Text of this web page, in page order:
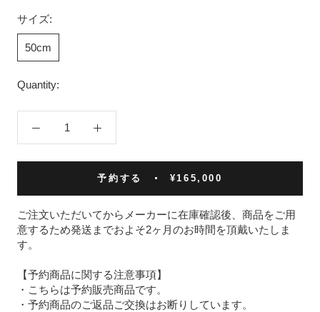
サイズ:
50cm
Quantity:
予約する ¥165,000
ご注文いただいてからメーカーに在庫確認後、商品をご用
意するため発送までおよそ2ヶ月のお時間を頂戴いたしま
す。
【予約商品に関する注意事項】
・こちらは予約販売商品です。
・予約商品のご返品ご交換はお断りしています。